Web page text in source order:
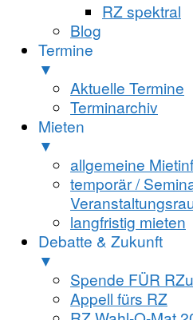
RZ spektral
Blog
Termine
▼
Aktuelle Termine
Terminarchiv
Mieten
▼
allgemeine
temporär /
langfristig mieten
Debatte & Zukunft
▼
Spende FÜR
Appell fürs RZ